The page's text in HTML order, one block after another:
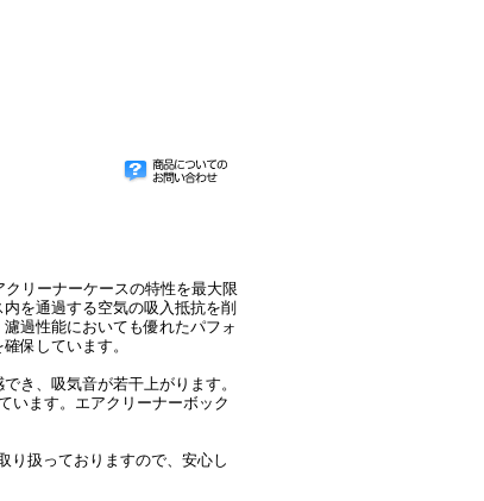
リーナーケースの特性を最大限
を通過する空気の吸入抵抗を削
過性能においても優れたパフォ
保しています。
き、吸気音が若干上がります。
います。エアクリーナーボック
り扱っておりますので、安心し